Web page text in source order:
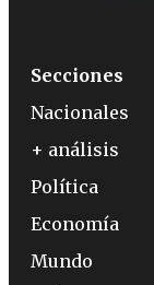
Secciones
Nacionales
+ análisis
Política
Economía
Mundo